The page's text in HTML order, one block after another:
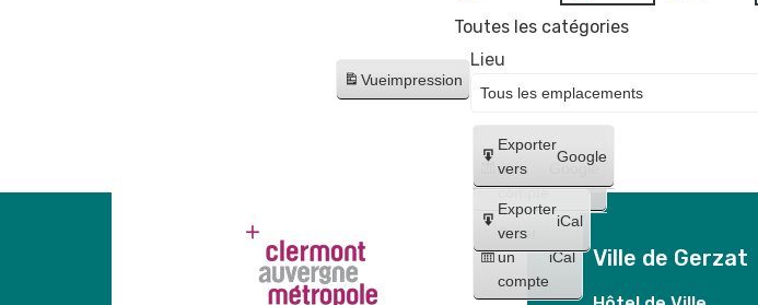
Toutes les catégories
Vueimpression
Créer
un
compte
Google
Créer
un
compte
iCal
Exporter
vers
Google
Exporter
vers
iCal
Lieu
Ville de Gerzat